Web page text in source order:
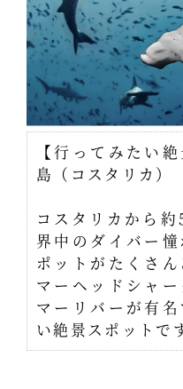
【行ってみたい
島（コスタリカ）
コスタリカから
界中のダイバー
ポットがたくさ
マーヘッドシャ
マーリバーが有
い絶景スポットで